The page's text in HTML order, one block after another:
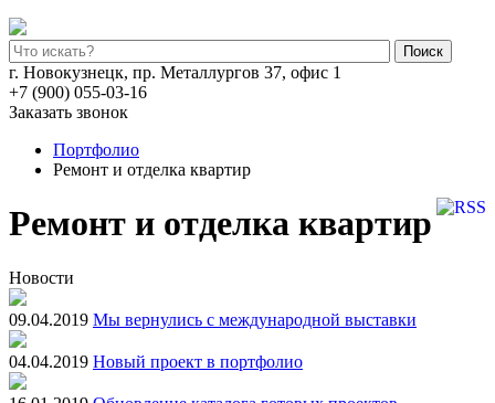
Поиск
г. Новокузнецк, пр. Металлургов 37, офис 1
+7 (900) 055-03-16
Заказать звонок
Портфолио
Ремонт и отделка квартир
Ремонт и отделка квартир
Новости
09.04.2019 Мы вернулись с международной выставки
04.04.2019 Новый проект в портфолио